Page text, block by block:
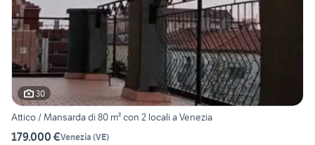
30
Attico / Mansarda di 80 m² con 2 locali a Venezia
179.000 €Venezia (VE)